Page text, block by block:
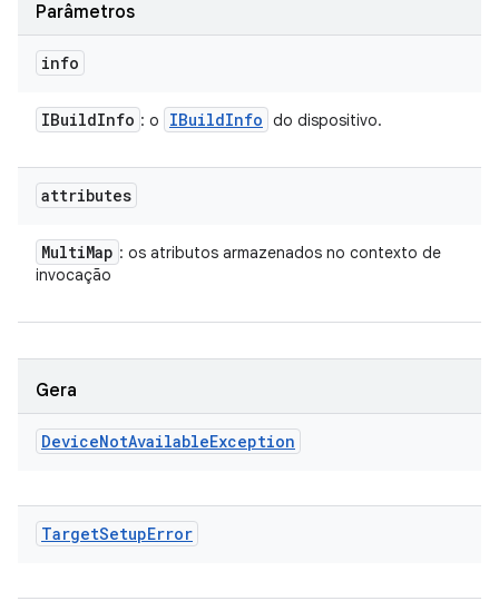
Parâmetros
info
IBuildInfo : o IBuildInfo do dispositivo.
attributes
MultiMap : os atributos armazenados no contexto de
invocação
Gera
DeviceNotAvailableException
TargetSetupError